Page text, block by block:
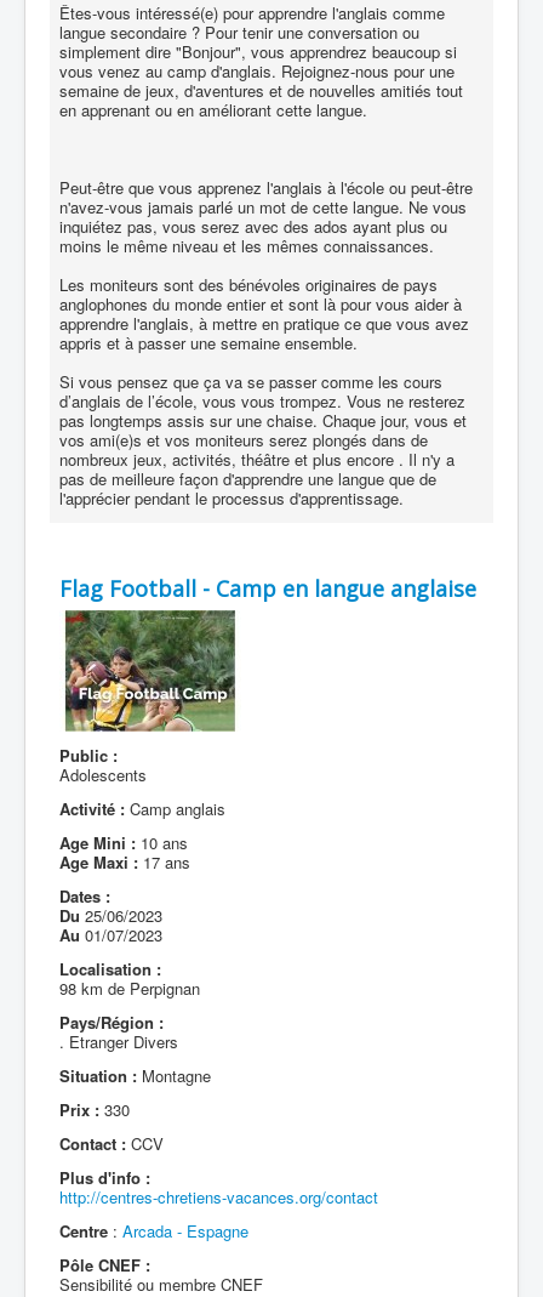
Êtes-vous intéressé(e) pour apprendre l'anglais comme
langue secondaire ? Pour tenir une conversation ou
simplement dire "Bonjour", vous apprendrez beaucoup si
vous venez au camp d'anglais. Rejoignez-nous pour une
semaine de jeux, d'aventures et de nouvelles amitiés tout
en apprenant ou en améliorant cette langue.
Peut-être que vous apprenez l'anglais à l'école ou peut-être
n'avez-vous jamais parlé un mot de cette langue. Ne vous
inquiétez pas, vous serez avec des ados ayant plus ou
moins le même niveau et les mêmes connaissances.
Les moniteurs sont des bénévoles originaires de pays
anglophones du monde entier et sont là pour vous aider à
apprendre l'anglais, à mettre en pratique ce que vous avez
appris et à passer une semaine ensemble.
Si vous pensez que ça va se passer comme les cours
d’anglais de l’école, vous vous trompez. Vous ne resterez
pas longtemps assis sur une chaise. Chaque jour, vous et
vos ami(e)s et vos moniteurs serez plongés dans de
nombreux jeux, activités, théâtre et plus encore . Il n'y a
pas de meilleure façon d'apprendre une langue que de
l'apprécier pendant le processus d'apprentissage.
Flag Football - Camp en langue anglaise
Public :
Adolescents
Activité : Camp anglais
Age Mini : 10 ans
Age Maxi : 17 ans
Dates :
Du 25/06/2023
Au 01/07/2023
Localisation :
98 km de Perpignan
Pays/Région :
. Etranger Divers
Situation : Montagne
Prix : 330
Contact : CCV
Plus d'info :
http://centres-chretiens-vacances.org/contact
Centre : Arcada - Espagne
Pôle CNEF :
Sensibilité ou membre CNEF